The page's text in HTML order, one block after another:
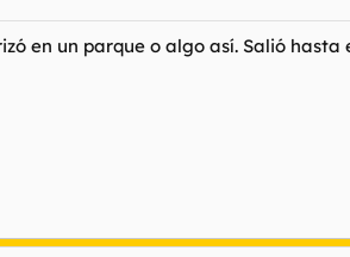
en un parque o algo así. Salió hasta